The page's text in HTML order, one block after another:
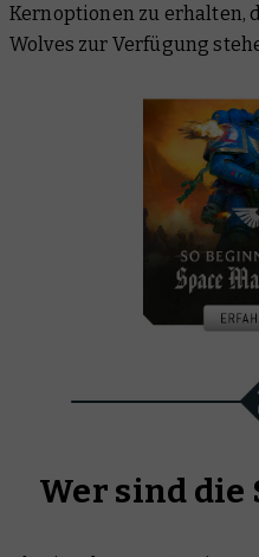
Kernoptionen zu erhalten,
Wolves zur Verfügung
Wer sind die